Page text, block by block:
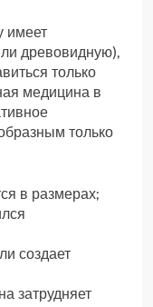
имеет
древовидную),
только
медицина в
только
в размерах;
создает
затрудняет